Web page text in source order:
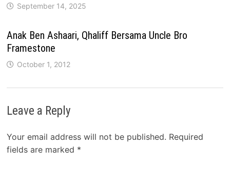
September 14, 2025
Anak Ben Ashaari, Qhaliff Bersama Uncle Bro
Framestone
October 1, 2012
Leave a Reply
Your email address will not be published. Required
fields are marked *